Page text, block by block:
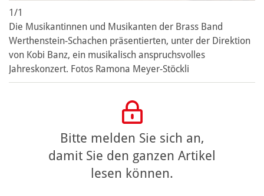
1/1
Die Musikantinnen und Musikanten der Brass Band
Werthenstein-Schachen präsentierten, unter der Direktion
von Kobi Banz, ein musikalisch anspruchsvolles
Jahreskonzert. Fotos Ramona Meyer-Stöckli
Bitte melden Sie sich an,
damit Sie den ganzen Artikel
lesen können.